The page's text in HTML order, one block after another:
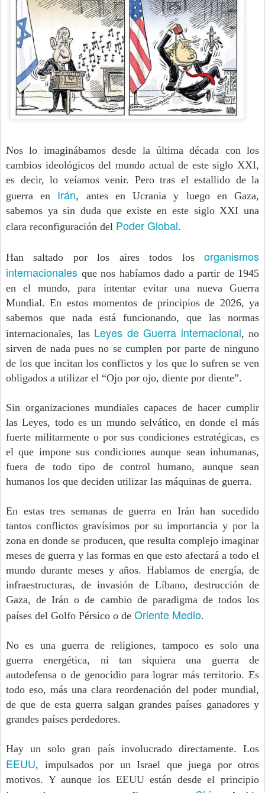
Nos lo imaginábamos desde la última década con los
cambios ideológicos del mundo actual de este siglo XXI,
es decir, lo veíamos venir. Pero tras el estallido de la
guerra en Irán, antes en Ucrania y luego en Gaza,
sabemos ya sin duda que existe en este siglo XXI una
clara reconfiguración del Poder Global.
Han saltado por los aires todos los organismos
internacionales que nos habíamos dado a partir de 1945
en el mundo, para intentar evitar una nueva Guerra
Mundial. En estos momentos de principios de 2026, ya
sabemos que nada está funcionando, que las normas
internacionales, las Leyes de Guerra internacional, no
sirven de nada pues no se cumplen por parte de ninguno
de los que incitan los conflictos y los que lo sufren se ven
obligados a utilizar el “Ojo por ojo, diente por diente”.
Sin organizaciones mundiales capaces de hacer cumplir
las Leyes, todo es un mundo selvático, en donde el más
fuerte militarmente o por sus condiciones estratégicas, es
el que impone sus condiciones aunque sean inhumanas,
fuera de todo tipo de control humano, aunque sean
humanos los que deciden utilizar las máquinas de guerra.
En estas tres semanas de guerra en Irán han sucedido
tantos conflictos gravísimos por su importancia y por la
zona en donde se producen, que resulta complejo imaginar
meses de guerra y las formas en que esto afectará a todo el
mundo durante meses y años. Hablamos de energía, de
infraestructuras, de invasión de Líbano, destrucción de
Gaza, de Irán o de cambio de paradigma de todos los
países del Golfo Pérsico o de Oriente Medio.
No es una guerra de religiones, tampoco es solo una
guerra energética, ni tan siquiera una guerra de
autodefensa o de genocidio para lograr más territorio. Es
todo eso, más una clara reordenación del poder mundial,
de que de esta guerra salgan grandes países ganadores y
grandes países perdedores.
Hay un solo gran país involucrado directamente. Los
EEUU, impulsados por un Israel que juega por otros
motivos. Y aunque los EEUU están desde el principio